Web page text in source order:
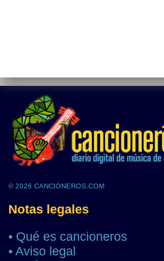
© 2026 CANCIONEROS.COM
Notas legales
• Qué es cancioneros
• Aviso legal